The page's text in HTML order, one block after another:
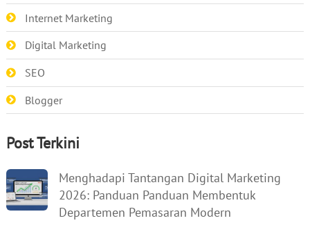
Internet Marketing
Digital Marketing
SEO
Blogger
Post Terkini
Menghadapi Tantangan Digital Marketing
2026: Panduan Panduan Membentuk
Departemen Pemasaran Modern